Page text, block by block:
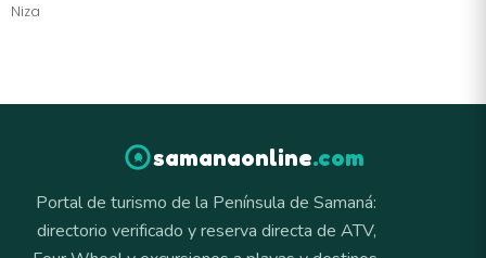
Niza
samanaonline.com
Portal de turismo de la Península de Samaná:
directorio verificado y reserva directa de ATV,